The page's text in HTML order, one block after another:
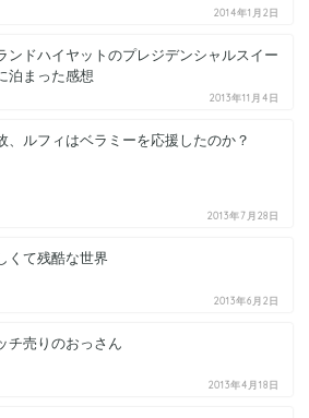
2014年1月2日
ンドハイヤットのプレジデンシャルスイー
泊まった感想
2013年11月4日
、ルフィはベラミーを応援したのか？
2013年7月28日
くて残酷な世界
2013年6月2日
チ売りのおっさん
2013年4月18日